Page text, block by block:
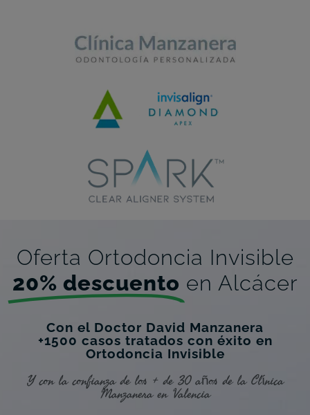
Oferta Ortodoncia Invisible
20% descuento en Alcácer
Con el Doctor David Manzanera
+1500 casos tratados con éxito en
Ortodoncia Invisible
Y con la confianza de los + de 30 años de la Clínica
Manzanera en Valencia